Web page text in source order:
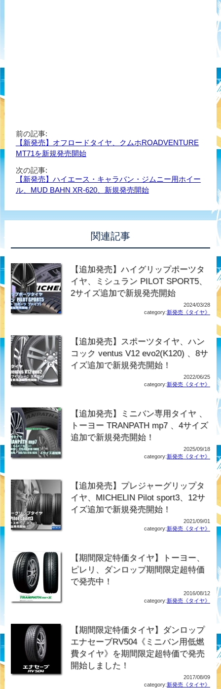
前の記事:
【新発売】オフロードタイヤ、クムホROADVENTURE
MT71を新規発売開始
次の記事:
【新発売】ハイエース・キャラバン・ジムニー用ホイー
ル、MUD BAHN XR-620、新規発売開始
関連記事
【追加発売】ハイグリップポーツタ
イヤ、ミシュラン PILOT SPORT5、
2サイズ追加で新規発売開始
2024/03/28
category:新発売《タイヤ》
【追加発売】スポーツタイヤ、ハン
コック ventus V12 evo2(K120) 、8サ
イズ追加で新規発売開始！
2022/06/25
category:新発売《タイヤ》
【追加発売】ミニバン専用タイヤ 、
トーヨー TRANPATH mp7 、4サイズ
追加で新規発売開始！
2025/09/18
category:新発売《タイヤ》
【追加発売】プレジャーグリップタ
イヤ、MICHELIN Pilot sport3、12サ
イズ追加で新規発売開始！
2021/09/01
category:新発売《タイヤ》
【期間限定特価タイヤ】トーヨー、
ピレリ、ダンロップ期間限定超特価
で発売中！
2016/08/12
category:新発売《タイヤ》
【期間限定特価タイヤ】ダンロップ
エナセーブRV504《ミニバン用低燃
費タイヤ》を期間限定超特価で発売
開始しました！
2017/08/09
category:新発売《タイヤ》